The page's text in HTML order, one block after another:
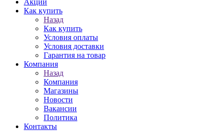
Акции
Как купить
Назад
Как купить
Условия оплаты
Условия доставки
Гарантия на товар
Компания
Назад
Компания
Магазины
Новости
Вакансии
Политика
Контакты